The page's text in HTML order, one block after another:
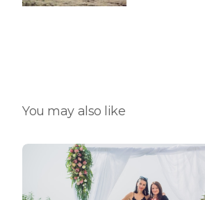
You may also like